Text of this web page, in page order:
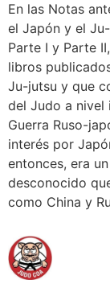
En las Notas
el Japón y el
Parte I y Parte
libros
Ju-jutsu y que
del Judo a nivel
Guerra Ruso-
interés por
entonces, era
desconocido
como China y